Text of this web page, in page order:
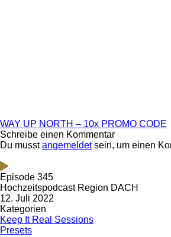
WAY UP NORTH – 10x PROMO CODE
Schreibe einen Kommentar
Du musstangemeldetsein, um einen
Episode 345
Hochzeitspodcast Region DACH
12. Juli 2022
Kategorien
Keep It Real Sessions
Presets